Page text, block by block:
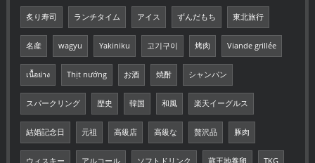
炙り寿司 ランチタイム アイス ずんだもち 東北旅行
名産 wagyu Yakiniku 고기구이 烤肉 Viande grillée
เนื้อย่าง Thịt nướng お酒 焼酎 シャンパン
スパークリング 歴史 韓国 和風 楽天イーグルス
結婚記念日 元祖 高級店 高級な 贅沢品 豚肉
ウィスキー アルコール ソフトドリンク 蔵王地養卵 TKG